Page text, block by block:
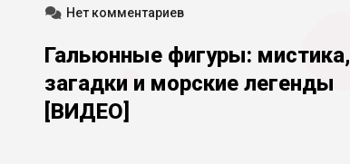
Нет комментариев
Гальюнные фигуры: мистика,
загадки и морские легенды
[ВИДЕО]